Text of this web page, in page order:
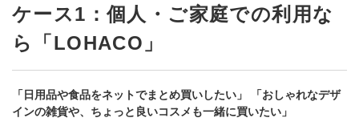
ケース1：個人・ご家庭での利用な
ら「 LOHACO 」
「日用品や食品をネットでまとめ買いしたい」
「おしゃれなデザ
インの雑貨や、ちょっと良いコスメも一緒に買いたい」